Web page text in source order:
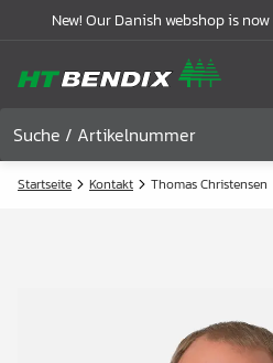
New! Our Danish webshop is
Startseite Kontakt Thomas Christensen